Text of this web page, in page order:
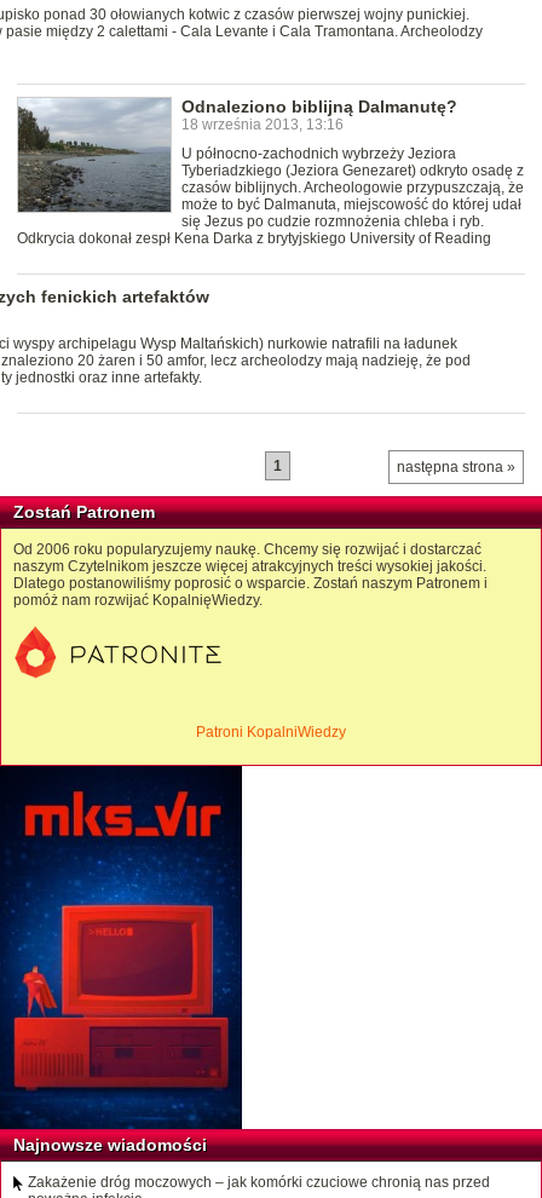
ponad 30 ołowianych kotwic z czasów pierwszej wojny punickiej.
pasie między 2 calettami - Cala Levante i Cala Tramontana. Archeolodzy
Odnaleziono biblijną Dalmanutę?
18 września 2013, 13:16
U północno-zachodnich wybrzeży Jeziora
Tyberiadzkiego (Jeziora Genezaret) odkryto osadę z
czasów biblijnych. Archeologowie przypuszczają, że
może to być Dalmanuta, miejscowość do której udał
się Jezus po cudzie rozmnożenia chleba i ryb.
Odkrycia dokonał zespł Kena Darka z brytyjskiego University of Reading
fenickich artefaktów
wyspy archipelagu Wysp Maltańskich) nurkowie natrafili na ładunek
20 żaren i 50 amfor, lecz archeolodzy mają nadzieję, że pod
jednostki oraz inne artefakty.
następna strona »
1
Zostań Patronem
Od 2006 roku popularyzujemy naukę. Chcemy się rozwijać i dostarczać
naszym Czytelnikom jeszcze więcej atrakcyjnych treści wysokiej jakości.
Dlatego postanowiliśmy poprosić o wsparcie. Zostań naszym Patronem i
pomóż nam rozwijać KopalnięWiedzy.
Patroni KopalniWiedzy
Najnowsze wiadomości
Zakażenie dróg moczowych – jak komórki czuciowe chronią nas przed